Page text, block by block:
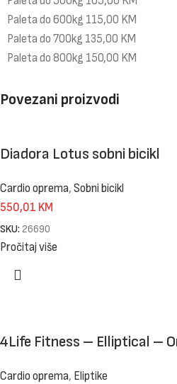
Paleta do 600kg 115,00 KM
Paleta do 700kg 135,00 KM
Paleta do 800kg 150,00 KM
Povezani proizvodi
Diadora Lotus sobni bicikl
Cardio oprema, Sobni bicikl
550,01 KM
SKU: 26690
Pročitaj više
4Life Fitness – Elliptical –
Cardio oprema, Eliptike